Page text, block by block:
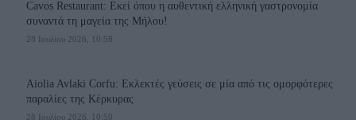
Cavos Restaurant: Εκεί όπου η αυθεντική ελληνική γαστρονομία
συναντά τη μαγεία της Μήλου!
28 Ιουλίου 2026, 10:58
Aiolia Avlaki Corfu: Εκλεκτές γεύσεις σε μία από τις ομορφότερες
παραλίες της Κέρκυρας
28 Ιουλίου 2026, 10:50